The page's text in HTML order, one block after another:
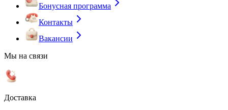
Бонусная программа
Контакты
Вакансии
Мы на связи
Доставка